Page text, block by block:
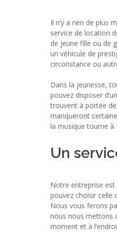
Il n’y a rien de plus
service de location
de jeune fille ou de
un véhicule de
circonstance ou
Dans la jeunesse,
pouvez disposer
trouvent à portée
manqueront
la musique tourne à
Un
Notre entreprise
pouvez choisir celle
Nous vous ferons
nous nous mettons
moment et à